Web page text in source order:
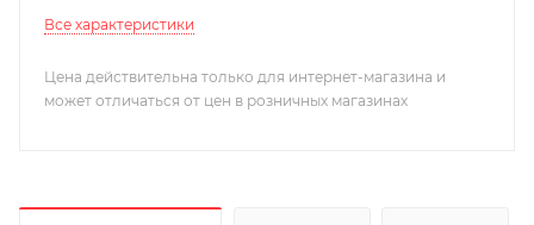
Все характеристики
Цена действительна только для интернет-магазина и
может отличаться от цен в розничных магазинах